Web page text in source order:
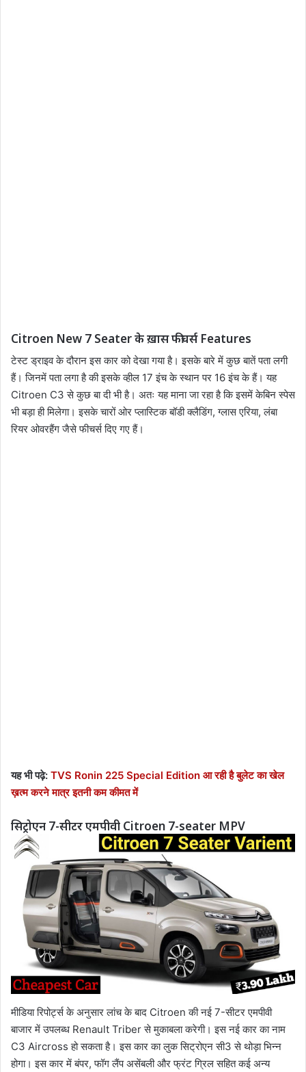
Citroen New 7 Seater के ख़ास फीचर्स Features
टेस्ट ड्राइव के दौरान इस कार को देखा गया है। इसके बारे में कुछ बातें पता लगी
हैं। जिनमें पता लगा है की इसके व्हील 17 इंच के स्थान पर 16 इंच के हैं। यह
Citroen C3 से कुछ बा दी भी है। अतः यह माना जा रहा है कि इसमें केबिन स्पेस
भी बड़ा ही मिलेगा। इसके चारों ओर प्लास्टिक बॉडी क्लैडिंग, ग्लास एरिया, लंबा
रियर ओवरहैंग जैसे फीचर्स दिए गए हैं।
यह भी पढ़े: TVS Ronin 225 Special Edition आ रही है बुलेट का खेल
ख़त्म करने मात्र इतनी कम कीमत में
सिट्रोएन 7-सीटर एमपीवी Citroen 7-seater MPV
मीडिया रिपोर्ट्स के अनुसार लांच के बाद Citroen की नई 7-सीटर एमपीवी
बाजार में उपलब्ध Renault Triber से मुकाबला करेगी। इस नई कार का नाम
C3 Aircross हो सकता है। इस कार का लुक सिट्रोएन सी3 से थोड़ा भिन्न
होगा। इस कार में बंपर, फॉग लैंप असेंबली और फ्रंट ग्रिल सहित कई अन्य